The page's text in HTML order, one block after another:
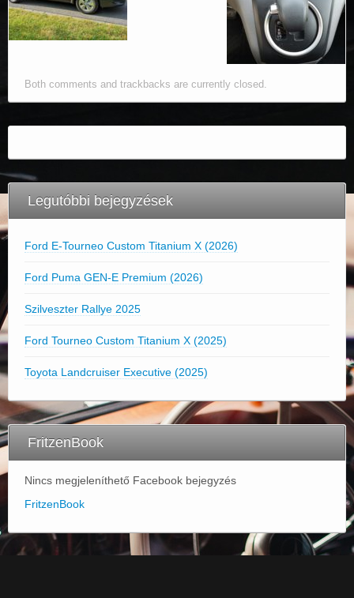
Both comments and trackbacks are currently closed.
Legutóbbi bejegyzések
Ford E-Tourneo Custom Titanium X (2026)
Ford Puma GEN-E Premium (2026)
Szilveszter Rallye 2025
Ford Tourneo Custom Titanium X (2025)
Toyota Landcruiser Executive (2025)
FritzenBook
Nincs megjeleníthető Facebook bejegyzés
FritzenBook